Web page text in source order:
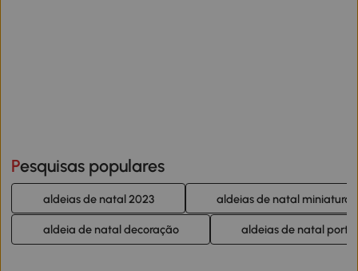
Pesquisas populares
aldeias de natal 2023 aldeias de natal miniatura
aldeia de natal decoração aldeias de natal